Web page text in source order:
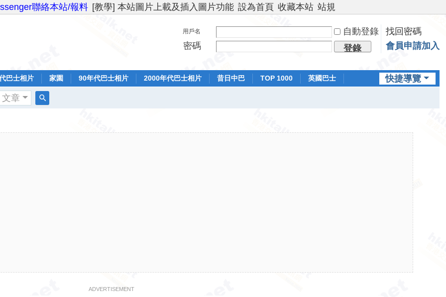
聯絡本站/報料 [教學] 本站圖片上載及插入圖片功能 設為首頁 收藏本站 站規
用戶名 自動登錄
找回密碼
密碼
登錄 會員申請加入
快捷導覽
巴士相片 家園 90年代巴士相片 2000年代巴士相片 昔日中巴 TOP 1000
英國巴士
文章
ADVERTISEMENT